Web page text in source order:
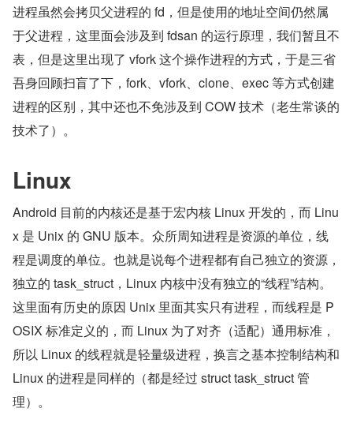
进程虽然会拷贝父进程的 fd，但是使用的地址空间仍然属
于父进程，这里面会涉及到 fdsan 的运行原理，我们暂且不
表，但是这里出现了 vfork 这个操作进程的方式，于是三省
吾身回顾扫盲了下，fork、vfork、clone、exec 等方式创建
进程的区别，其中还也不免涉及到 COW 技术（老生常谈的
技术了）。
Linux
Android 目前的内核还是基于宏内核 Linux 开发的，而 Linu
x 是 Unix 的 GNU 版本。众所周知进程是资源的单位，线
程是调度的单位。也就是说每个进程都有自己独立的资源，
独立的 task_struct，Linux 内核中没有独立的“线程”结构。
这里面有历史的原因 Unix 里面其实只有进程，而线程是 P
OSIX 标准定义的，而 Linux 为了对齐（适配）通用标准，
所以 Linux 的线程就是轻量级进程，换言之基本控制结构和
Linux 的进程是同样的（都是经过 struct task_struct 管
理）。